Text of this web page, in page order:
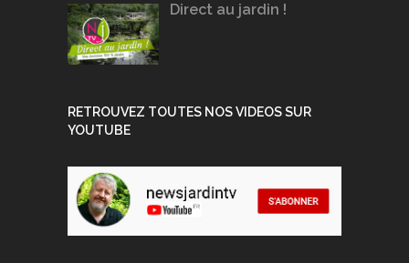
Direct au jardin !
RETROUVEZ TOUTES NOS VIDEOS SUR
YOUTUBE